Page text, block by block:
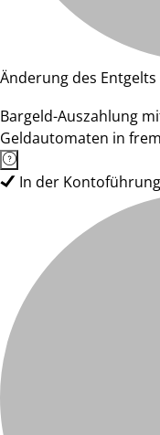
Änderung des
Bargeld-Auszahlung
Geldautomaten in
In der